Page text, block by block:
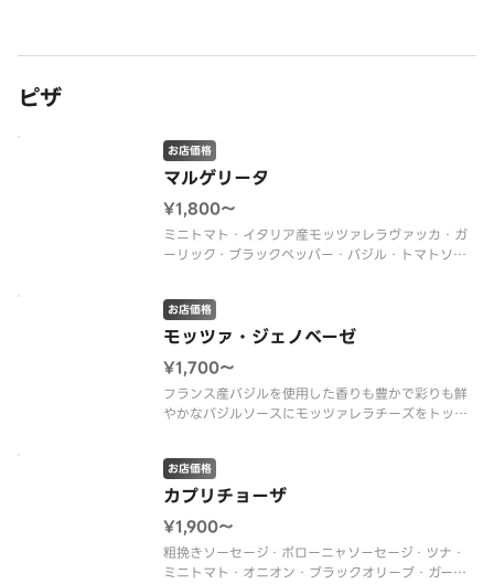
ピザ
マルゲリータ
お店価格
¥1,800〜
ミニトマト・イタリア産モッツァレラヴァッカ・ガ
ーリック・ブラックペッパー・バジル・トマトソー
モッツァ・ジェノベーゼ
お店価格
¥1,700〜
フランス産バジルを使用した香りも豊かで彩りも鮮
やかなバジルソースにモッツァレラチーズをトッピ
の組み合わせは絶品です。
イタリア産モッツァレラヴァッカ・バジルソース
カプリチョーザ
お店価格
¥1,900〜
粗挽きソーセージ・ボローニャソーセージ・ツナ・
ミニトマト・オニオン・ブラックオリーブ・ガーリ